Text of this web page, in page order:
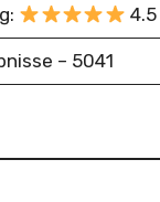
4.5
– 5041